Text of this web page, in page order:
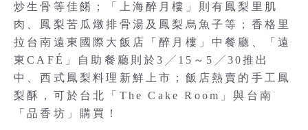
炒生骨等佳餚；「上海醉月樓」則有鳳梨里肌
肉、鳳梨苦瓜燉排骨湯及鳳梨烏魚子等；香格里
拉台南遠東國際大飯店「醉月樓」中餐廳、「遠
東CAFÉ」自助餐廳則於3╱15～5╱30推出
中、西式鳳梨料理新鮮上市；飯店熱賣的手工鳳
梨酥，可於台北「The Cake Room」與台南
「品香坊」購買！